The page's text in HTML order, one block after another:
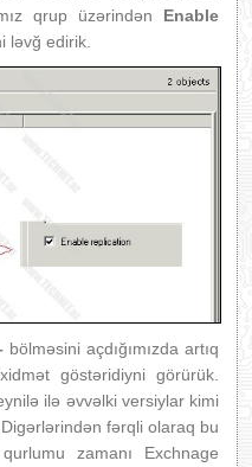
qrup üzərindən Enable
ləvğ edirik.
bölməsini açdığımızda artıq
göstəridiyni görürük.
ilə əvvəlki versiylar kimi
fərqli olaraq bu
zamanı Exchnage